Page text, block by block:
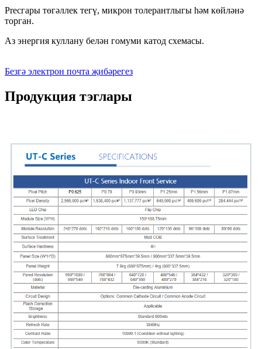
Precгары төгәллек тегү, микрон толерантлыгы һәм көйләнә
торган.
Аз энергия куллану белән гомуми катод схемасы.
Безгә электрон почта җибәрегез
Продукция тэглары